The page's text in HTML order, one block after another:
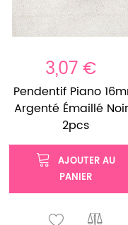
3,07 €
Pendentif Piano
Argenté Émaillé
2pcs
AJOUTER AU
PANIER